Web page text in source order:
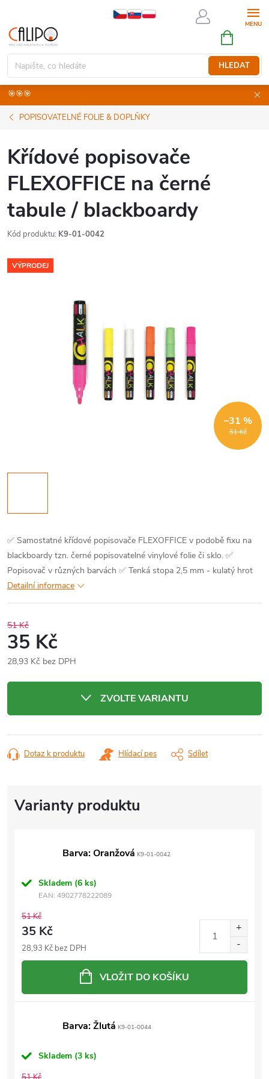
obsah
HLEDAT
NÁKUPNÍ
KOŠÍK
🎯🎯🎯
POPISOVATELNÉ FOLIE & DOPLŇKY
Křídové popisovače
FLEXOFFICE na černé
tabule / blackboardy
Kód produktu: K9-01-0042
VÝPRODEJ
51 Kč
–31 %
✅ Samostatné křídové popisovače FLEXOFFICE v podobě fixu na
blackboardy tzn. černé popisovatelné vinylové folie či sklo. ✅
Popisovač v různých barvách ✅ Tenká stopa 2,5 mm - kulatý hrot
Detailní informace
51 Kč
35 Kč
28,93 Kč bez DPH
ZVOLTE VARIANTU
Dotaz k produktu Hlídací pes Sdílet
Barva: Oranžová K9-01-0042
Skladem (6 ks)
EAN: 4902778222089
51 Kč
35 Kč
28,93 Kč bez DPH
VLOŽIT DO KOŠÍKU
Barva: Žlutá K9-01-0044
Skladem (3 ks)